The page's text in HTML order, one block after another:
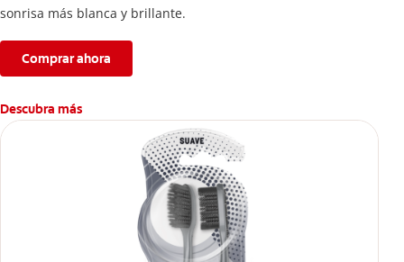
sonrisa más blanca y brillante.
Comprar ahora
Descubra más